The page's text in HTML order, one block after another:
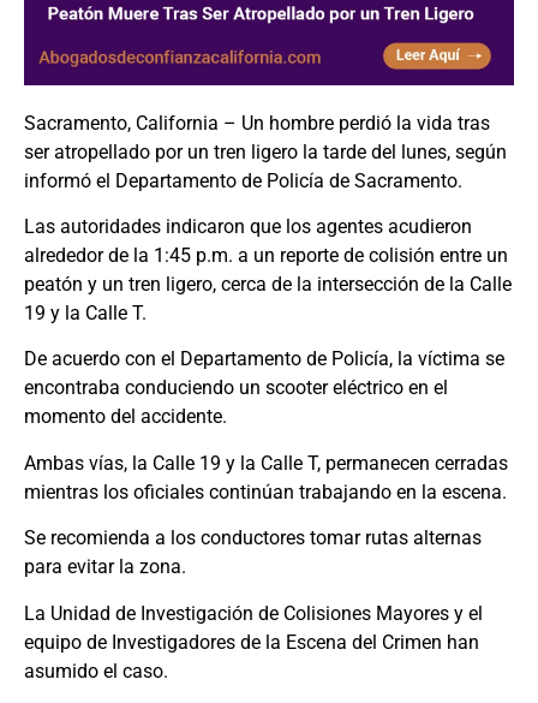
Sacramento, California – Un hombre perdió la vida tras
ser atropellado por un tren ligero la tarde del lunes, según
informó el Departamento de Policía de Sacramento.
Las autoridades indicaron que los agentes acudieron
alrededor de la 1:45 p.m. a un reporte de colisión entre un
peatón y un tren ligero, cerca de la intersección de la Calle
19 y la Calle T.
De acuerdo con el Departamento de Policía, la víctima se
encontraba conduciendo un scooter eléctrico en el
momento del accidente.
Ambas vías, la Calle 19 y la Calle T, permanecen cerradas
mientras los oficiales continúan trabajando en la escena.
Se recomienda a los conductores tomar rutas alternas
para evitar la zona.
La Unidad de Investigación de Colisiones Mayores y el
equipo de Investigadores de la Escena del Crimen han
asumido el caso.